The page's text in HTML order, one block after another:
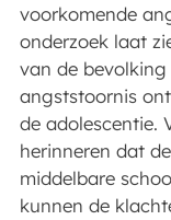
voorkomende
onderzoek laat
van de
angststoornis
de adolescentie.
herinneren dat
middelbare
kunnen de